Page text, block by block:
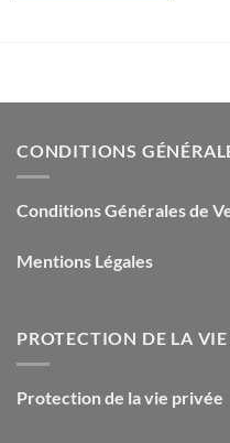
CONDITIONS
Conditions Générales de
Mentions Légales
PROTECTION DE LA
Protection de la vie privée